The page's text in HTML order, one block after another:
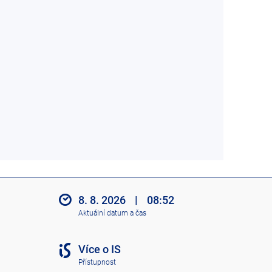
8. 8. 2026 | 08:52
Aktuální datum a čas
Více o IS
Přístupnost